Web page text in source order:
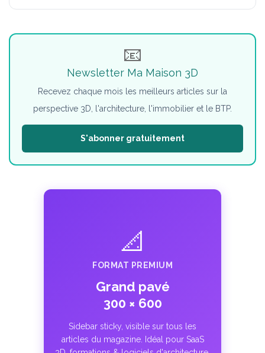
📧
Newsletter Ma Maison 3D
Recevez chaque mois les meilleurs articles sur la
perspective 3D, l'architecture, l'immobilier et le BTP.
S'abonner gratuitement
📐
FORMAT PREMIUM
Grand pavé
300 × 600
Sidebar sticky, visible sur tous les
articles du magazine. Idéal pour SaaS